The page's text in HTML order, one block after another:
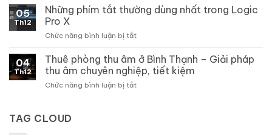
trên
macOS
tắt
trong
One
đủ
cho
Windows
và
05
Th12
Những phím tắt thường dùng nhất trong Logic
Pro X
Chức năng bình luận bị tắtở
phím
tắt
thường
dùng
04
Th12
Thuê phòng thu âm ở Bình Thạnh – Giải pháp
thu âm chuyên nghiệp, tiết kiệm
Chức năng bình luận bị tắtở
TAG CLOUD